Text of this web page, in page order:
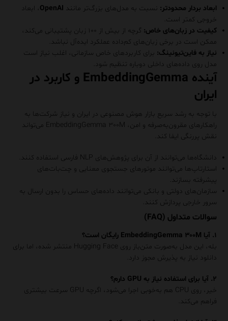
ابعاد بردار محدودتر: نسبت به مدل‌های بزرگ‌تر مانند OpenAI، ابعاد
خروجی کمتر است.
کیفیت در زبان‌های خاص:
گرچه از بیش از ۱۰۰ زبان پشتیبانی می‌کند،
ممکن است در برخی زبان‌های کم‌داده عملکرد ایده‌آل نباشد.
نیاز به فاین‌تیونینگ: برای کاربردهای خاص سازمانی، اغلب نیاز است
مدل روی داده‌های داخلی دوباره تنظیم شود.
آینده EmbeddingGemma و کاربرد در
ایران
با توجه به رشد سریع بازار هوش مصنوعی در ایران و نیاز شرکت‌ها به
راهکارهای مقرون‌به‌صرفه و امن، EmbeddingGemma ۳۰۰M می‌تواند
نقش پررنگی ایفا کند.
دانشگاه‌ها می‌توانند از آن برای پژوهش‌های NLP فارسی استفاده کنند.
استارتاپ‌ها می‌توانند موتورهای جستجوی معنایی و چت‌بات‌های
پیشرفته بسازند.
سازمان‌های دولتی و بانکی می‌توانند داده‌های حساس را بدون ارسال به
سرور خارجی پردازش کنند.
سوالات متداول (FAQ)
۱. آیا EmbeddingGemma ۳۰۰M رایگان است؟
بله، این مدل به‌صورت متن‌باز روی Hugging Face منتشر شده، اما برای
دانلود نیاز به پذیرش مجوز دارد.
۲. آیا برای استفاده نیاز به GPU دارم؟
خیر، روی CPU هم به‌خوبی اجرا می‌شود، اگرچه GPU سرعت بیشتری
فراهم می‌کند.